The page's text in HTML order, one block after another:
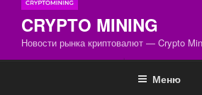
CRYPTO MINING
Новости рынка криптовалют — Crypto
Меню